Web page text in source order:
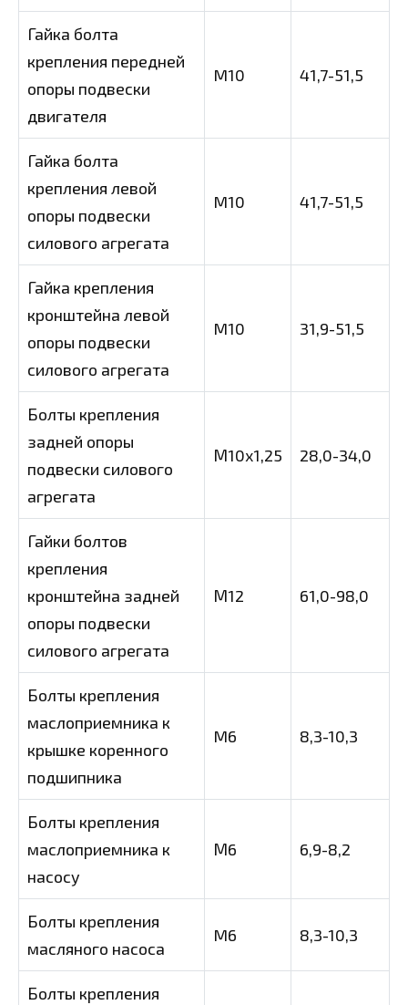
Гайка болта
крепления передней
опоры подвески
двигателя
M10 41,7-51,5
Гайка болта
крепления левой
опоры подвески
силового агрегата
M10 41,7-51,5
Гайка крепления
кронштейна левой
опоры подвески
силового агрегата
M10 31,9-51,5
Болты крепления
задней опоры
подвески силового
агрегата
М10х1,25 28,0-34,0
Гайки болтов
крепления
кронштейна задней
опоры подвески
силового агрегата
М12 61,0-98,0
Болты крепления
маслоприемника к
крышке коренного
подшипника
M6 8,3-10,3
Болты крепления
маслоприемника к
насосу
М6 6,9-8,2
Болты крепления
масляного насоса
M6 8,3-10,3
Болты крепления